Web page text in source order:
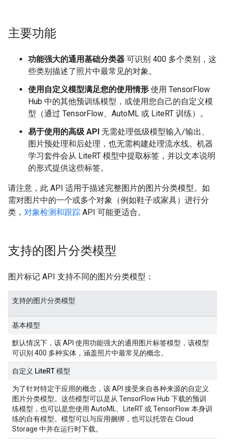
主要功能
功能强大的通用基础分类器 可识别 400 多个类别，这
些类别描述了照片中最常见的对象。
使用自定义模型满足您的使用情形 使用 TensorFlow
Hub 中的其他预训练模型，或使用您自己的自定义模
型（通过 TensorFlow、AutoML 或 LiteRT 训练）。
易于使用的高级 API 无需处理低级模型输入/输出、
图片预处理和后处理，也无需构建处理流水线。机器
学习套件会从 LiteRT 模型中提取标签，并以文本说明
的形式提供这些标签。
请注意，此 API 适用于描述完整图片的图片分类模型。如
需对图片中的一个或多个对象（例如鞋子或家具）进行分
类， 对象检测和跟踪 API 可能更适合。
支持的图片分类模型
图片标记 API 支持不同的图片分类模型：
支持的图片分类模型
基本模型
默认情况下，该 API 使用功能强大的通用图片标签模型，该模型
可识别 400 多种实体，涵盖照片中最常见的概念。
自定义 LiteRT 模型
为了针对特定于应用的概念，该 API 接受来自各种来源的自定义
图片分类模型。这些模型可以是从 TensorFlow Hub 下载的预训
练模型，也可以是您使用 AutoML、LiteRT 或 TensorFlow 本身训
练的自有模型。模型可以与应用捆绑，也可以托管在 Cloud
Storage 中并在运行时下载。